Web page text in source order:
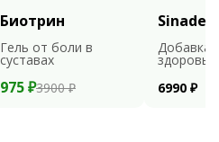
Биотрин
Гель от боли в
суставах
975 ₽3900 ₽
Sinaden
Добавка
здоровья
6990 ₽